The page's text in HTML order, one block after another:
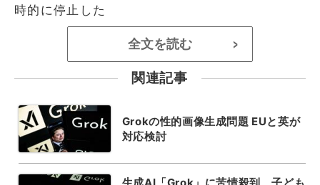
時的に停止した
全文を読む >
関連記事
Grokの性的画像生成問題 EUと英が
対応検討